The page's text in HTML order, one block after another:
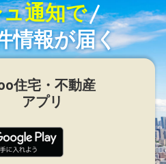
通知で
情報が届く
住宅・不動産
アプリ